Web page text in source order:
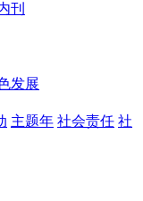
刊
发展
主题年 社会责任 社